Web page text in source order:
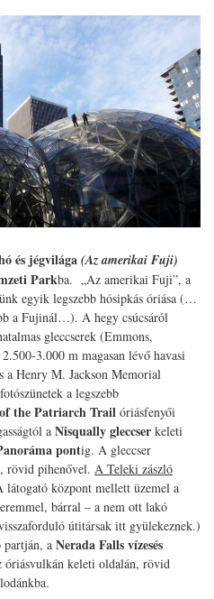
és jégvilága (Az amerikai Fuji)
Parkba. „Az amerikai Fuji”, a
egyik legszebb hósipkás óriása (…
a Fujinál…). A hegy csúcsáról
gleccserek (Emmons,
3.000 m magasan lévő havasi
a Henry M. Jackson Memorial
a legszebb
the Patriarch Trail óriásfenyői
a Nisqually gleccser keleti
pontig. A gleccser
rövid pihenővel. A Teleki zászló
látogató központ mellett üzemel a
bárral – a nem ott lakó
útitársak itt gyülekeznek.)
partján, a Nerada Falls vízesés
óriásvulkán keleti oldalán, rövid